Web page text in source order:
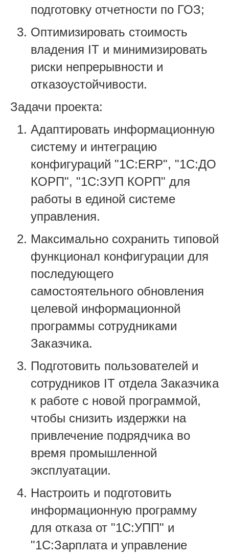
подготовку отчетности по ГОЗ;
Оптимизировать стоимость
владения IT и минимизировать
риски непрерывности и
отказоустойчивости.
Задачи проекта:
Адаптировать информационную
систему и интеграцию
конфигураций "1С:ERP", "1С:ДО
КОРП", "1С:ЗУП КОРП" для
работы в единой системе
управления.
Максимально сохранить типовой
функционал конфигурации для
последующего
самостоятельного обновления
целевой информационной
программы сотрудниками
Заказчика.
Подготовить пользователей и
сотрудников IT отдела Заказчика
к работе с новой программой,
чтобы снизить издержки на
привлечение подрядчика во
время промышленной
эксплуатации.
Настроить и подготовить
информационную программу
для отказа от "1С:УПП" и
"1С:Зарплата и управление